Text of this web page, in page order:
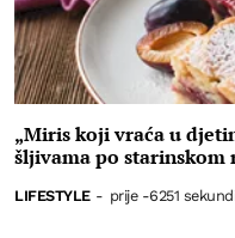
„Miris koji vraća u
šljivama po starinskom
LIFESTYLE - prije -6251